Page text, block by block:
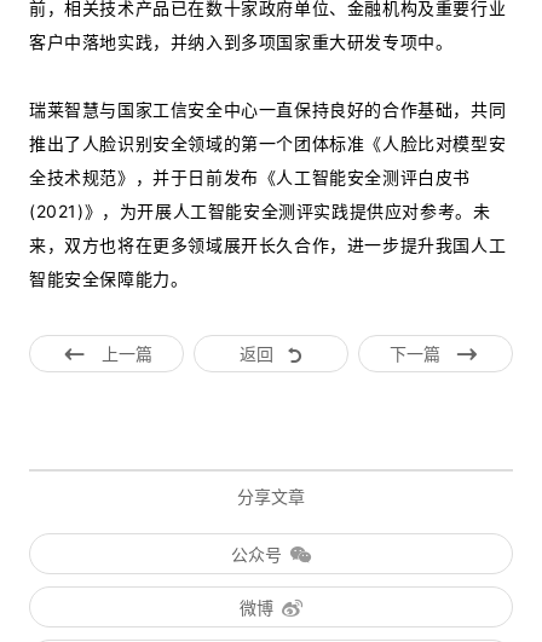
前，相关技术产品已在数十家政府单位、金融机构及重要行业
客户中落地实践，并纳入到多项国家重大研发专项中。
瑞莱智慧与国家工信安全中心一直保持良好的合作基础，共同
推出了人脸识别安全领域的第一个团体标准《人脸比对模型安
全技术规范》，并于日前发布《人工智能安全测评白皮书
(2021)》，为开展人工智能安全测评实践提供应对参考。未
来，双方也将在更多领域展开长久合作，进一步提升我国人工
智能安全保障能力。
上一篇 返回 下一篇
分享文章
公众号
微博